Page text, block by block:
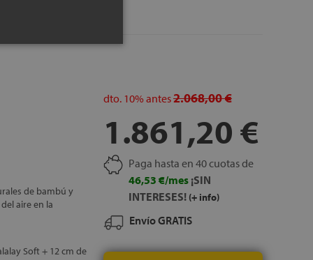
de bambú y
aire en la
Soft + 12 cm de
dto. 10% antes2.068,00 €
1.861,20 €
Paga hasta en 40 cuotas de
46,53 €/mes ¡SIN
INTERESES! (+ info)
Envío GRATIS